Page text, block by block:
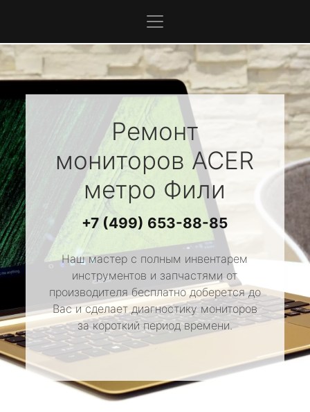
Ремонт
мониторовACER
метро Фили
+7 (499) 653-88-85
Наш мастер с полным инвентарем
инструментов и запчастями от
производителя бесплатно доберется до
Вас и сделает диагностику мониторов
за короткий период времени.